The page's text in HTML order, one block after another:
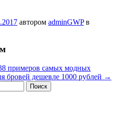
автором adminGWPв
примеров самых модных
бровей дешевле 1000 рублей →